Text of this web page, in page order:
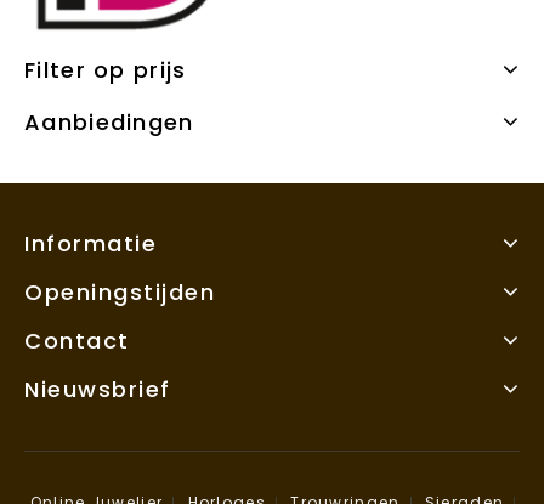
Filter op prijs
Aanbiedingen
Informatie
Openingstijden
Contact
Nieuwsbrief